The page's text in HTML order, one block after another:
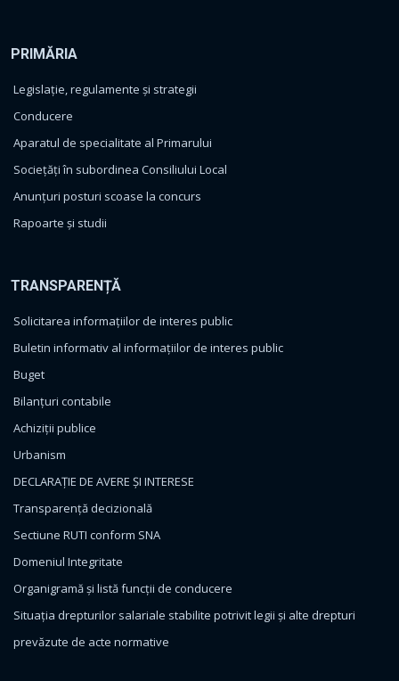
PRIMĂRIA
Legislație, regulamente și strategii
Conducere
Aparatul de specialitate al Primarului
Sociețăți în subordinea Consiliului Local
Anunțuri posturi scoase la concurs
Rapoarte și studii
TRANSPARENȚĂ
Solicitarea informațiilor de interes public
Buletin informativ al informațiilor de interes public
Buget
Bilanțuri contabile
Achiziții publice
Urbanism
DECLARAȚIE DE AVERE ȘI INTERESE
Transparență decizională
Sectiune RUTI conform SNA
Domeniul Integritate
Organigramă și listă funcții de conducere
Situația drepturilor salariale stabilite potrivit legii și alte drepturi
prevăzute de acte normative